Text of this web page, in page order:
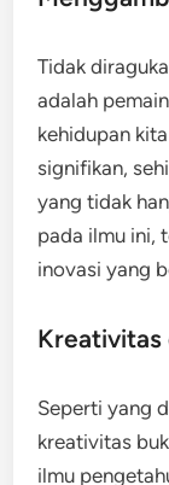
Tidak
adalah
kehidupan
signifikan,
yang tidak
pada ilmu ini,
inovasi yang
Kreativitas
Seperti yang
kreativitas
ilmu